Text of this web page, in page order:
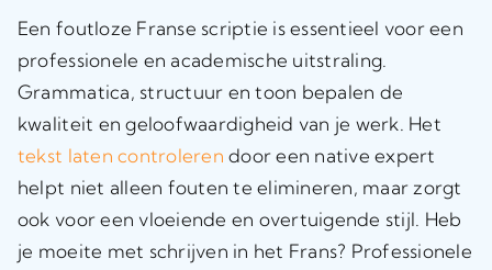
Een foutloze Franse scriptie is essentieel voor een
professionele en academische uitstraling.
Grammatica, structuur en toon bepalen de
kwaliteit en geloofwaardigheid van je werk. Het
tekst laten controleren door een native expert
helpt niet alleen fouten te elimineren, maar zorgt
ook voor een vloeiende en overtuigende stijl. Heb
je moeite met schrijven in het Frans? Professionele